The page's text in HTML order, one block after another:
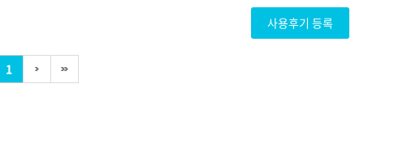
사용후기 등록
1